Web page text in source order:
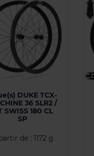
DUKE TCX-
36 SLR2 /
SWISS 180 CL
SP
de : 1172 g